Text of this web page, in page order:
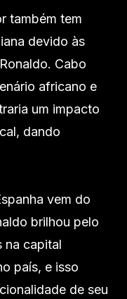
também tem
devido às
Cabo
africano e
um impacto
dando
vem do
brilhou pelo
na capital
país, e isso
de seu